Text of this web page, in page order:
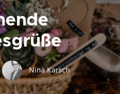
Nina Karsch